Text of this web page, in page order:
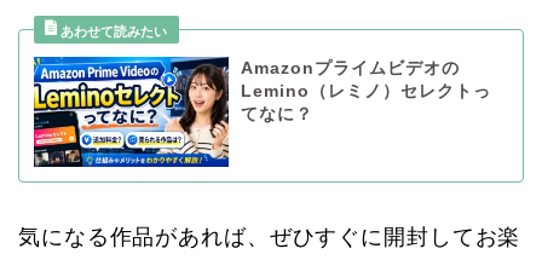
Amazonプライムビデオの
Lemino（レミノ）セレクトっ
てなに？
気になる作品があれば、ぜひすぐに開封してお楽